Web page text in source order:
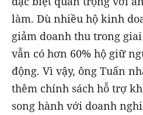
làm. Dù nhiều hộ kinh
giảm doanh thu trong
vẫn có hơn 60% hộ giữ
động. Vì vậy, ông Tuấn
thêm chính sách hỗ trợ
song hành với doanh